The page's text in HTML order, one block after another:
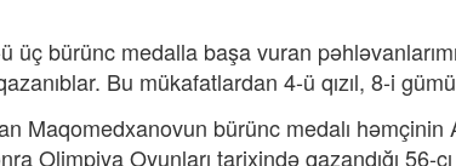
üç bürünc medalla başa vuran
Bu mükafatlardan 4-ü qızıl, 8-i
Maqomedxanovun bürünc medalı həmçinin
Olimpiya Oyunları tarixində qazandığı